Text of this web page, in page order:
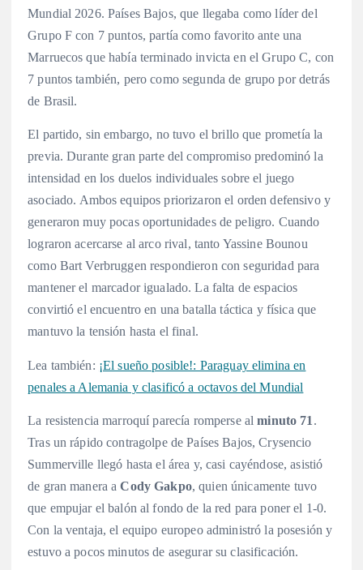
Mundial 2026. Países Bajos, que llegaba como líder del
Grupo F con 7 puntos, partía como favorito ante una
Marruecos que había terminado invicta en el Grupo C, con
7 puntos también, pero como segunda de grupo por detrás
de Brasil.
El partido, sin embargo, no tuvo el brillo que prometía la
previa. Durante gran parte del compromiso predominó la
intensidad en los duelos individuales sobre el juego
asociado. Ambos equipos priorizaron el orden defensivo y
generaron muy pocas oportunidades de peligro. Cuando
lograron acercarse al arco rival, tanto Yassine Bounou
como Bart Verbruggen respondieron con seguridad para
mantener el marcador igualado. La falta de espacios
convirtió el encuentro en una batalla táctica y física que
mantuvo la tensión hasta el final.
Lea también: ¡El sueño posible!: Paraguay elimina en
penales a Alemania y clasificó a octavos del Mundial
La resistencia marroquí parecía romperse alminuto 71 .
Tras un rápido contragolpe de Países Bajos, Crysencio
Summerville llegó hasta el área y, casi cayéndose, asistió
de gran manera aCody Gakpo, quien únicamente tuvo
que empujar el balón al fondo de la red para poner el 1-0.
Con la ventaja, el equipo europeo administró la posesión y
estuvo a pocos minutos de asegurar su clasificación.